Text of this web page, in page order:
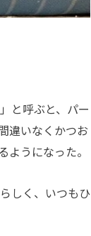
と呼ぶと、パー
違いなくかつお
うになった。
しく、いつもひ